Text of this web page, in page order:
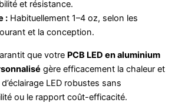
et résistance.
: Habituellement 1–4 oz, selon les
et la conception.
que votre PCB LED en aluminium
gère efficacement la chaleur et
LED robustes sans
ou le rapport coût-efficacité.